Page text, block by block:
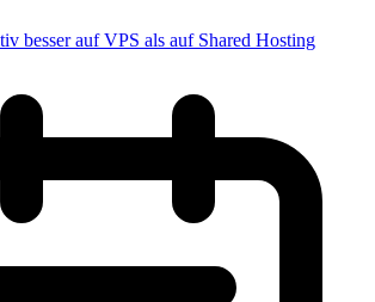
besser auf VPS als auf Shared Hosting